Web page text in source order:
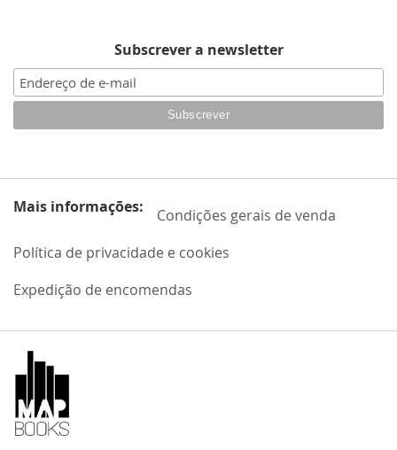
Subscrever a newsletter
Mais informações:
Condições gerais de venda
Política de privacidade e cookies
Expedição de encomendas